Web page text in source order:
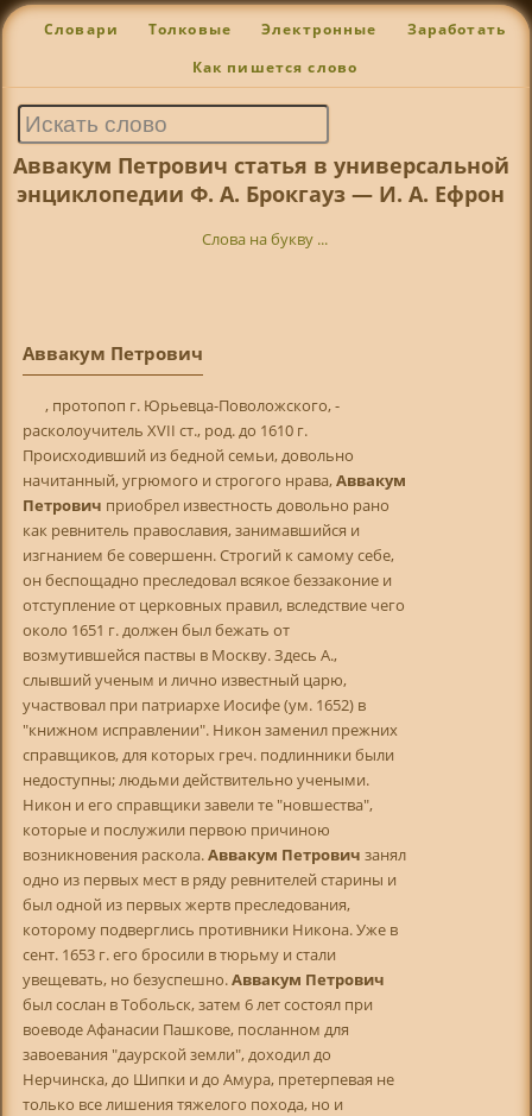
Словари Толковые Электронные Заработать
Как пишется слово
Аввакум Петрович статья в универсальной
энциклопедии Ф. А. Брокгауз — И. А. Ефрон
Слова на букву ...
Аввакум Петрович
, протопоп г. Юрьевца-Поволожского, -
расколоучитель XVII ст., род. до 1610 г.
Происходивший из бедной семьи, довольно
начитанный, угрюмого и строгого нрава,Аввакум
Петрович приобрел известность довольно рано
как ревнитель православия, занимавшийся и
изгнанием бе совершенн. Строгий к самому себе,
он беспощадно преследовал всякое беззаконие и
отступление от церковных правил, вследствие чего
около 1651 г. должен был бежать от
возмутившейся паствы в Москву. Здесь А.,
слывший ученым и лично известный царю,
участвовал при патриархе Иосифе (ум. 1652) в
"книжном исправлении". Никон заменил прежних
справщиков, для которых греч. подлинники были
недоступны; людьми действительно учеными.
Никон и его справщики завели те "новшества",
которые и послужили первою причиною
возникновения раскола.Аввакум Петрович занял
одно из первых мест в ряду ревнителей старины и
был одной из первых жертв преследования,
которому подверглись противники Никона. Уже в
сент. 1653 г. его бросили в тюрьму и стали
увещевать, но безуспешно.Аввакум Петрович
был сослан в Тобольск, затем 6 лет состоял при
воеводе Афанасии Пашкове, посланном для
завоевания "даурской земли", доходил до
Нерчинска, до Шипки и до Амура, претерпевая не
только все лишения тяжелого похода, но и